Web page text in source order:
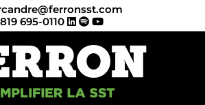
819 695-0110